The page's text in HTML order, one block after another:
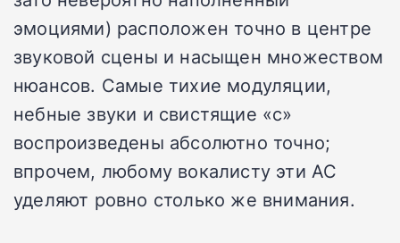
эмоциями) расположен точно в центре
звуковой сцены и насыщен множеством
нюансов. Самые тихие модуляции,
небные звуки и свистящие «с»
воспроизведены абсолютно точно;
впрочем, любому вокалисту эти АС
уделяют ровно столько же внимания.